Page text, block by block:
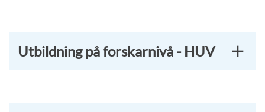
Utbildning på forskarnivå - HUV